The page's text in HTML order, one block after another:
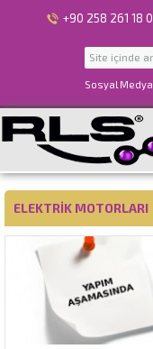
+90 258 261 18
Sosyal
ELEKTRIK MOTORLARI